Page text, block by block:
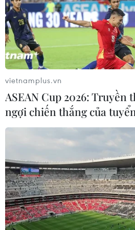
03/08/2026 07:21
Xem thêm
CƠ QUAN CHỦ QUẢN: THÔNG TẤN XÃ VIỆT
Tổng Biên tập: TRẦN TIẾN DUẨN
Phó Tổng Biên tập: NGUYỄN THỊ
THỦY
Sở hữu trí tuệ
RSS
Hỗ
vietnamplus.vn
ASEAN Cup 2026: Truyền
ngợi chiến thắng của